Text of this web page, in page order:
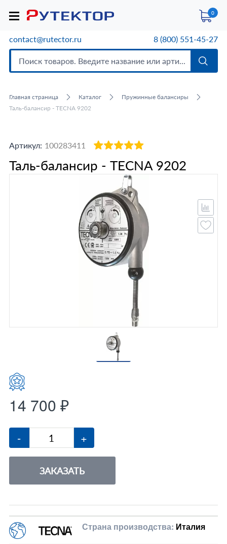
0
contact@rutector.ru 8 (800) 551-45-27
Главная страница Каталог
Пружинные балансиры
Таль-балансир - TECNA 9202
Артикул: 100283411
Таль-балансир - TECNA 9202
14 700 ₽
- +
ЗАКАЗАТЬ
Страна производства: Италия